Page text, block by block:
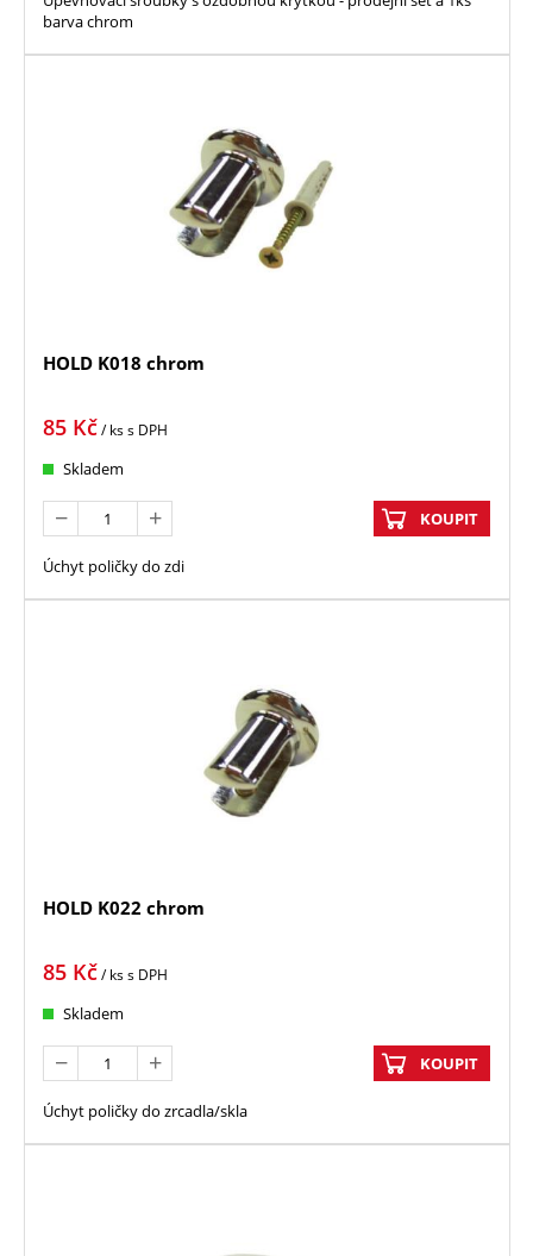
barva chrom
HOLD K018 chrom
85 Kč/ kss DPH
Skladem
KOUPIT
Úchyt poličky do zdi
HOLD K022 chrom
85 Kč/ kss DPH
Skladem
KOUPIT
Úchyt poličky do zrcadla/skla